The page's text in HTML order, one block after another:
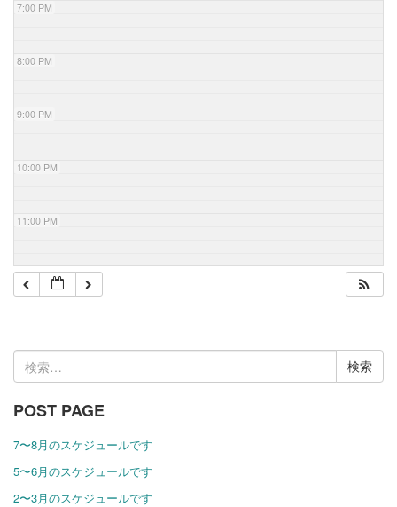
7:00 PM
8:00 PM
9:00 PM
10:00 PM
11:00 PM
検
索:
POST PAGE
7〜8月のスケジュールです
5〜6月のスケジュールです
2〜3月のスケジュールです